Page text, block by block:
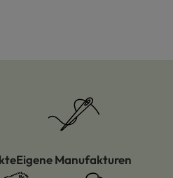
Eigene Manufakturen